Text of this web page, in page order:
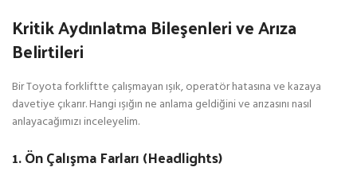
Kritik Aydınlatma Bileşenleri ve Arıza
Belirtileri
Bir Toyota forkliftte çalışmayan ışık, operatör hatasına ve kazaya
davetiye çıkarır. Hangi ışığın ne anlama geldiğini ve arızasını nasıl
anlayacağımızı inceleyelim.
1. Ön Çalışma Farları (Headlights)